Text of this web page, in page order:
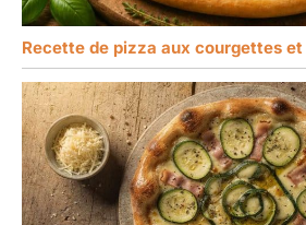
Recette de pizza aux courgettes